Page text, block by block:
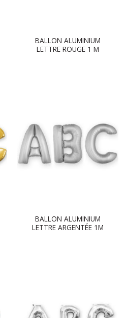
BALLON ALUMINIUM
LETTRE ROUGE 1 M
BALLON ALUMINIUM
LETTRE ARGENTÉE 1M